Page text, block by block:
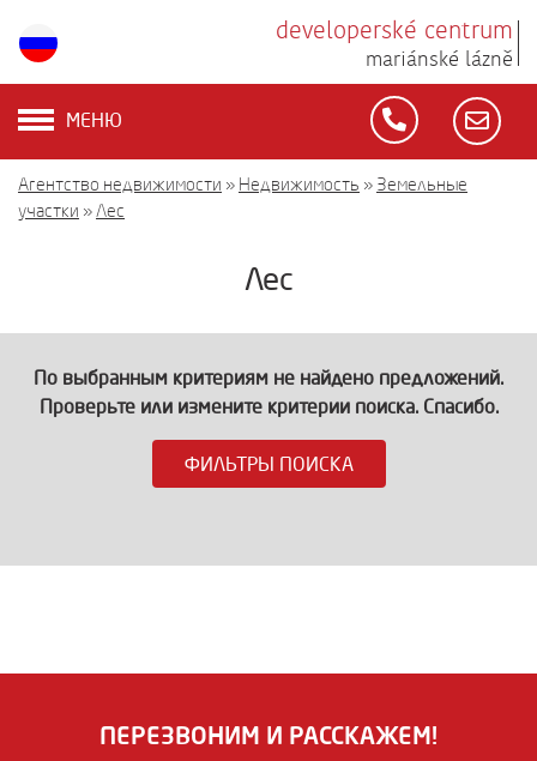
developerské centrum
mariánské lázně
МЕНЮ
Агентство недвижимости » Недвижимость » Земельные
участки »Лес
Лес
По выбранным критериям не найдено предложений.
Проверьте или измените критерии поиска. Спасибо.
ФИЛЬТРЫ ПОИСКА
ПЕРЕЗВОНИМ И РАССКАЖЕМ!